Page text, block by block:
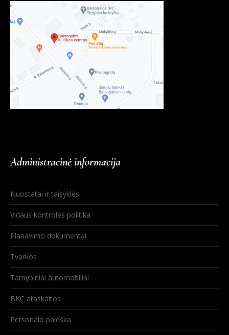
Administracinė informacija
Nuostatai ir taisyklės
Vidaus kontrolės politika
Planavimo dokumentai
Tvarkos
Tarnybiniai automobiliai
BKC ataskaitos
Personalo paieška